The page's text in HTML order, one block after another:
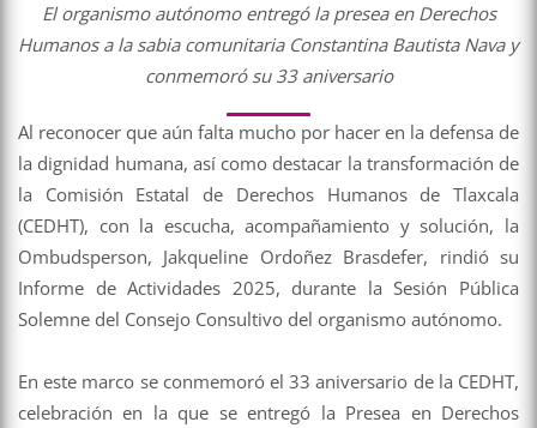
El organismo autónomo entregó la presea en Derechos
Humanos a la sabia comunitaria Constantina Bautista Nava y
conmemoró su 33 aniversario
Al reconocer que aún falta mucho por hacer en la defensa de
la dignidad humana, así como destacar la transformación de
la Comisión Estatal de Derechos Humanos de Tlaxcala
(CEDHT), con la escucha, acompañamiento y solución, la
Ombudsperson, Jakqueline Ordoñez Brasdefer, rindió su
Informe de Actividades 2025, durante la Sesión Pública
Solemne del Consejo Consultivo del organismo autónomo.
En este marco se conmemoró el 33 aniversario de la CEDHT,
celebración en la que se entregó la Presea en Derechos